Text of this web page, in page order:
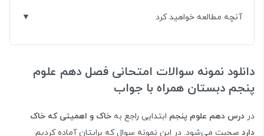
آنچه مطالعه خواهید کرد
دانلود نمونه سوالات امتحانی فصل دهم علوم
پنجم دبستان همراه با جواب
در درس دهم علوم پنجم ابتدایی راجع به خاک و اهمیتی که خاک
دارد صحبت می‌شود. در این نمونه سوال که برایتان آماده کردیم